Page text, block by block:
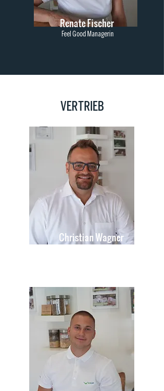
Renate Fischer
Feel Good Managerin
VERTRIEB
Christian Wagner